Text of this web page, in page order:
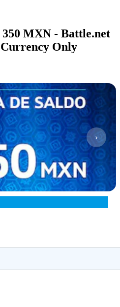
MXN - Battle.net
Only